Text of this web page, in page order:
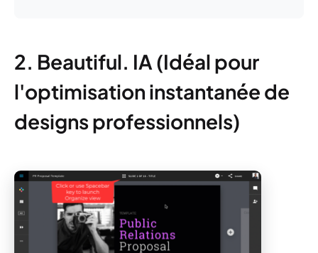
2. Beautiful. IA (Idéal pour
l'optimisation instantanée de
designs professionnels)